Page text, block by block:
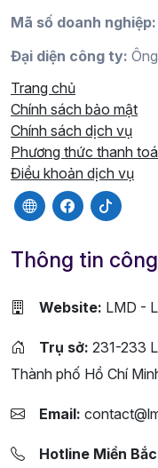
Mã số doanh nghiệp:
Đại diện công ty:
Trang chủ
Chính sách bảo mật
Chính sách dịch vụ
Phương thức thanh
Điều khoản dịch vụ
Thông tin
Website: LMD -
Trụ sở: 231-233
Thành phố Hồ Chí
Email:
Hotline Miền